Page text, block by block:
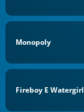
Monopoly
Fireboy E Watergirl